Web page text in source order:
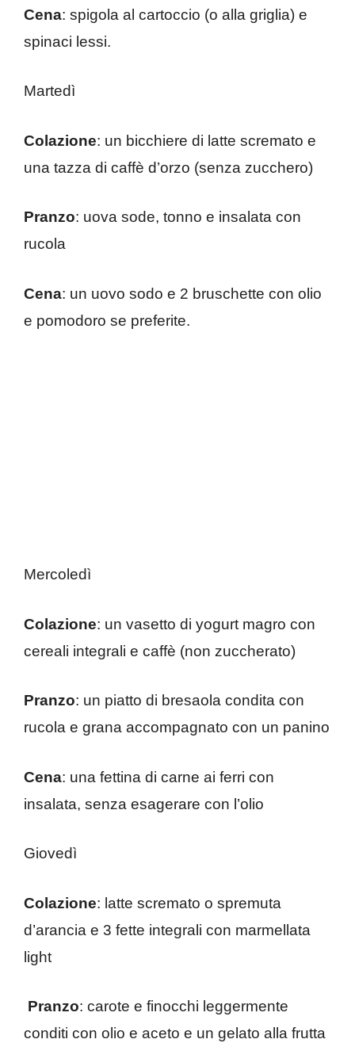
Cena: spigola al cartoccio (o alla griglia) e
spinaci lessi.
Martedì
Colazione: un bicchiere di latte scremato e
una tazza di caffè d’orzo (senza zucchero)
Pranzo: uova sode, tonno e insalata con
rucola
Cena: un uovo sodo e 2 bruschette con olio
e pomodoro se preferite.
Mercoledì
Colazione: un vasetto di yogurt magro con
cereali integrali e caffè (non zuccherato)
Pranzo: un piatto di bresaola condita con
rucola e grana accompagnato con un panino
Cena: una fettina di carne ai ferri con
insalata, senza esagerare con l’olio
Giovedì
Colazione: latte scremato o spremuta
d’arancia e 3 fette integrali con marmellata
light
Pranzo: carote e finocchi leggermente
conditi con olio e aceto e un gelato alla frutta